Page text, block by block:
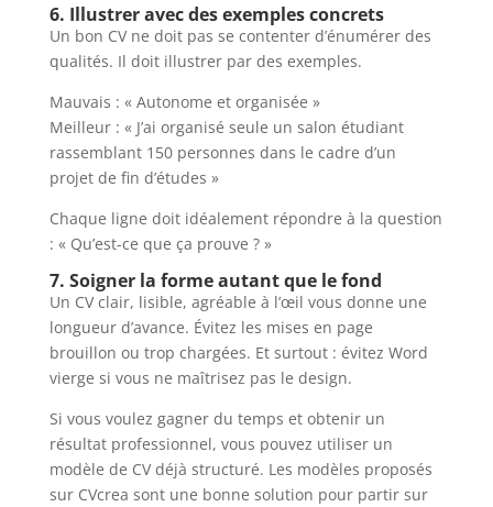
6. Illustrer avec des exemples concrets
Un bon CV ne doit pas se contenter d’énumérer des
qualités. Il doit illustrer par des exemples.
Mauvais : « Autonome et organisée »
Meilleur : « J’ai organisé seule un salon étudiant
rassemblant 150 personnes dans le cadre d’un
projet de fin d’études »
Chaque ligne doit idéalement répondre à la question
: « Qu’est-ce que ça prouve ? »
7. Soigner la forme autant que le fond
Un CV clair, lisible, agréable à l’œil vous donne une
longueur d’avance. Évitez les mises en page
brouillon ou trop chargées. Et surtout : évitez Word
vierge si vous ne maîtrisez pas le design.
Si vous voulez gagner du temps et obtenir un
résultat professionnel, vous pouvez utiliser un
modèle de CV déjà structuré. Les modèles proposés
sur CVcrea sont une bonne solution pour partir sur